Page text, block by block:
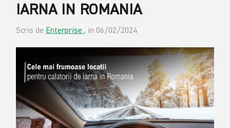
IARNA IN ROMANIA
Scris de Enterprise , in 06/02/2024